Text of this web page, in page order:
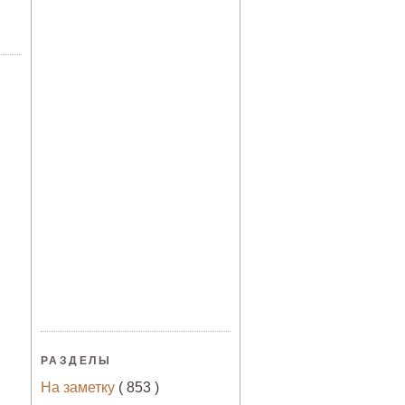
РАЗДЕЛЫ
На заметку ( 853 )